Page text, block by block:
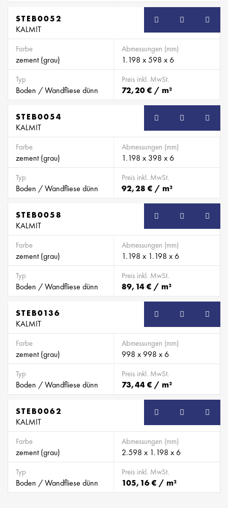
SB
STEB0052
KALMIT
Farbe
zement (grau)
Abmessungen (mm)
1.198 x 598 x 6
Typ
Boden / Wandfliese dünn
Preis inkl. MwSt.
72,20 € / m²
SB
STEB0054
KALMIT
Farbe
zement (grau)
Abmessungen (mm)
1.198 x 398 x 6
Typ
Boden / Wandfliese dünn
Preis inkl. MwSt.
92,28 € / m²
SB
STEB0058
KALMIT
Farbe
zement (grau)
Abmessungen (mm)
1.198 x 1.198 x 6
Typ
Boden / Wandfliese dünn
Preis inkl. MwSt.
89,14 € / m²
SB
STEB0136
KALMIT
Farbe
zement (grau)
Abmessungen (mm)
998 x 998 x 6
Typ
Boden / Wandfliese dünn
Preis inkl. MwSt.
73,44 € / m²
SB
STEB0062
KALMIT
Farbe
zement (grau)
Abmessungen (mm)
2.598 x 1.198 x 6
Typ
Boden / Wandfliese dünn
Preis inkl. MwSt.
105,16 € / m²